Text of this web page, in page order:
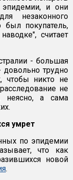
эпидемии, и они
незаконного
был покупатель,
считает
- большая
довольно трудно
чтобы никто не
не
неясно, а сама
умрет
по эпидемии
что как
новой
.